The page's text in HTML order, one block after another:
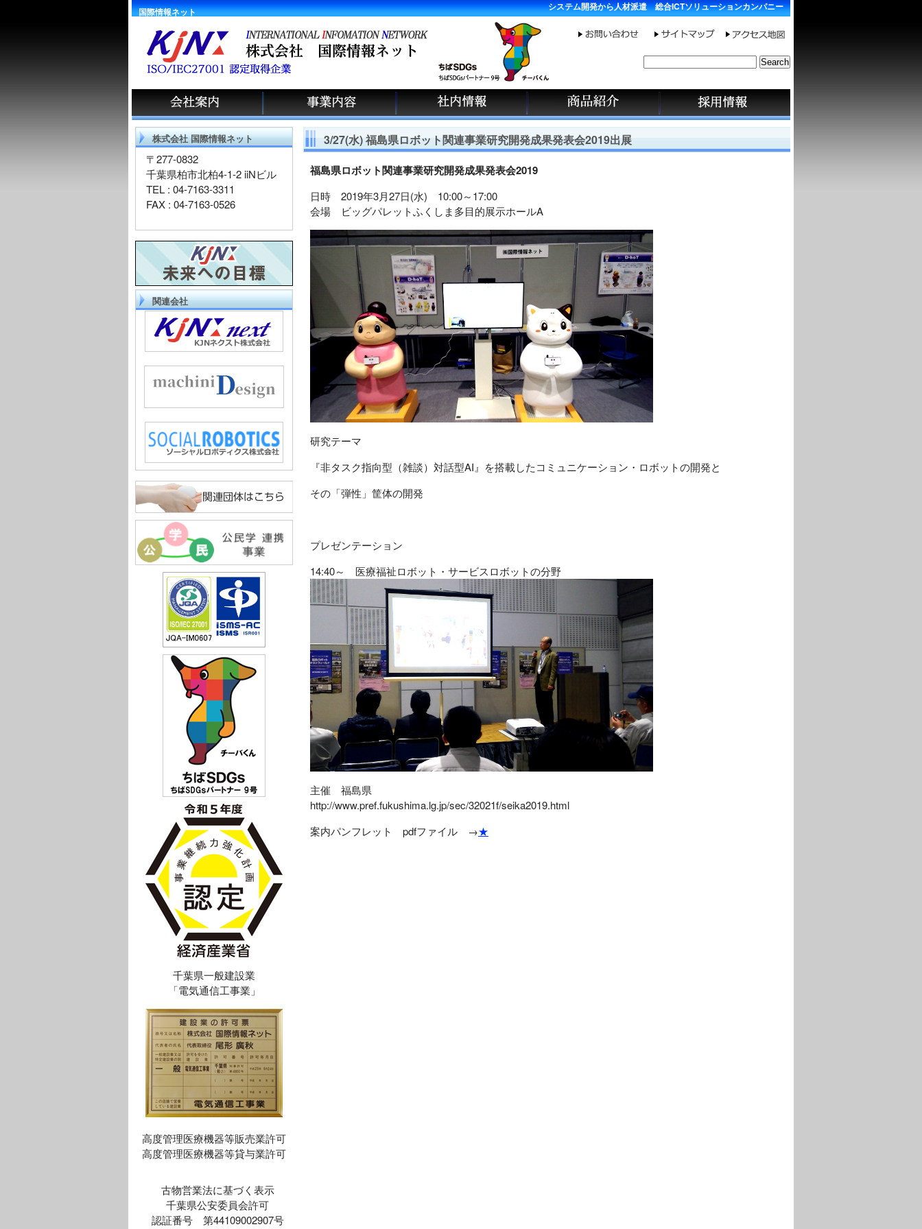
国際情報ネット システム開発から人材派遣 総合ICTソリューションカンパニー
サ
ト
検
：
株式会社 国際情報ネット
〒277-0832
千葉県柏市北柏4-1-2 iiNビル
TEL : 04-7163-3311
FAX : 04-7163-0526
関連会社
千葉県一般建設業
「電気通信工事業」
高度管理医療機器等販売業許可
高度管理医療機器等貸与業許可
古物営業法に基づく表示
千葉県公安委員会許可
認証番号 第44109002907号
3/27(水) 福島県ロボット関連事業研究開発成果発表会2019出展
福島県ロボット関連事業研究開発成果発表会2019
日時 2019年3月27日(水) 10:00～17:00
会場 ビッグパレットふくしま多目的展示ホールA
研究テーマ
『非タスク指向型（雑談）対話型AI』を搭載したコミュニケーション・ロボットの開発と
その「弾性」筐体の開発
プレゼンテーション
14:40～ 医療福祉ロボット・サービスロボットの分野
主催 福島県
http://www.pref.fukushima.lg.jp/sec/32021f/seika2019.html
案内パンフレット pdfファイル →★